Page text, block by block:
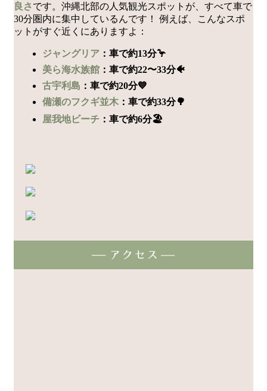
良さです。沖縄北部の人気観光スポットが、すべて車で
30分圏内に集中しているんです！ 例えば、こんなスポ
ットがすぐ近くにありますよ：
ジャングリア ：車で約13分🦩
美ら海水族館 ：車で約22〜33分🐠
古宇利島 ：車で約20分💙
備瀬のフクギ並木 ：車で約33分🌳
屋我地ビーチ ：車で約6分🏖️